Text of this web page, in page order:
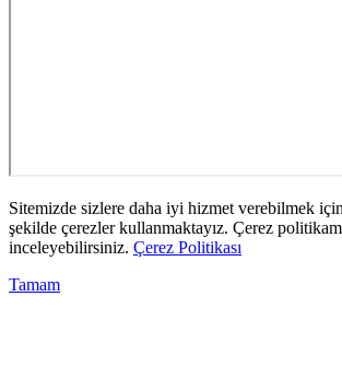
Sitemizde sizlere daha iyi hizmet verebilmek
şekilde çerezler kullanmaktayız. Çerez
inceleyebilirsiniz. Çerez Politikası
Tamam